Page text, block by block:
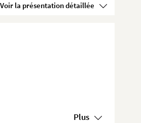
Voir la présentation détaillée
Plus